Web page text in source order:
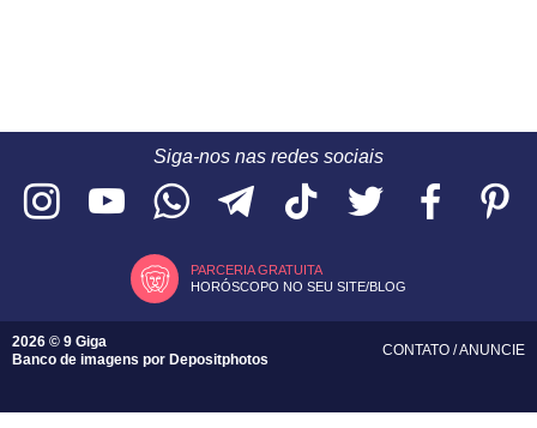
Siga-nos nas redes sociais
PARCERIA GRATUITA
HORÓSCOPO NO SEU SITE/BLOG
2026 © 9 Giga
Banco de imagens por Depositphotos
CONTATO /ANUNCIE